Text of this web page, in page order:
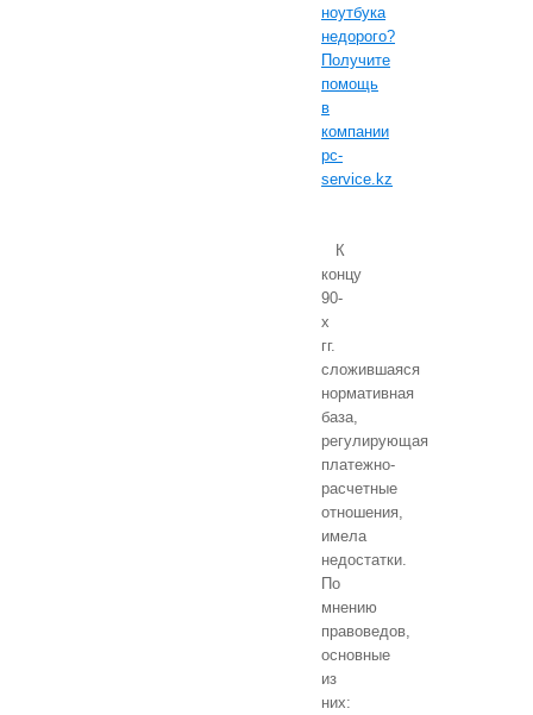
ноутбука
недорого?
Получите
помощь
в
компании
pc-
service.kz
К
концу
90-
х
гг.
сложившаяся
нормативная
база,
регулирующая
платежно-
расчетные
отношения,
имела
недостатки.
По
мнению
правоведов,
основные
из
них: